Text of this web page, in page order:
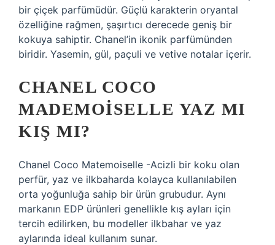
bir çiçek parfümüdür. Güçlü karakterin oryantal
özelliğine rağmen, şaşırtıcı derecede geniş bir
kokuya sahiptir. Chanel’in ikonik parfümünden
biridir. Yasemin, gül, paçuli ve vetive notalar içerir.
CHANEL COCO
MADEMOISELLE YAZ MI
KIŞ MI?
Chanel Coco Matemoiselle -Acizli bir koku olan
perfür, yaz ve ilkbaharda kolayca kullanılabilen
orta yoğunluğa sahip bir ürün grubudur. Aynı
markanın EDP ürünleri genellikle kış ayları için
tercih edilirken, bu modeller ilkbahar ve yaz
aylarında ideal kullanım sunar.